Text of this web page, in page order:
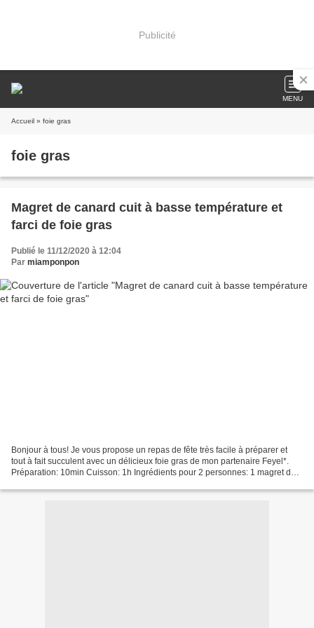
Publicité
MENU
Accueil » foie gras
foie gras
Magret de canard cuit à basse température et
farci de foie gras
Publié le 11/12/2020 à 12:04
Par miamponpon
Bonjour à tous! Je vous propose un repas de fête très facile à préparer et
tout à fait succulent avec un délicieux foie gras de mon partenaire Feyel*.
Préparation: 10min Cuisson: 1h Ingrédients pour 2 personnes: 1 magret de